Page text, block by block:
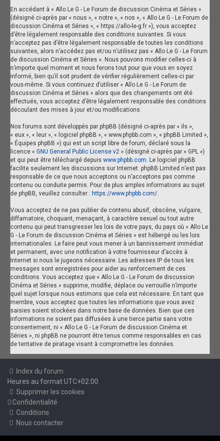
En accédant à « Allo Le G - Le Forum de discussion Cinéma et Séries »
(désigné ci-après par « nous », « notre », « nos », « Allo Le G - Le Forum de
discussion Cinéma et Séries », « https://allo-le-g.fr »), vous acceptez
d’être légalement responsable des conditions suivantes. Si vous
n’acceptez pas d’être légalement responsable de toutes les conditions
suivantes, alors n’accédez pas et/ou n’utilisez pas « Allo Le G - Le Forum
de discussion Cinéma et Séries ». Nous pouvons modifier celles-ci à
n’importe quel moment et nous ferons tout pour que vous en soyez
informé, bien qu’il soit prudent de vérifier régulièrement celles-ci par
vous-même. Si vous continuez d’utiliser « Allo Le G - Le Forum de
discussion Cinéma et Séries » alors que des changements ont été
effectués, vous acceptez d’être légalement responsable des conditions
découlant des mises à jour et/ou modifications.
Nos forums sont développés par phpBB (désigné ci-après par « ils »,
« eux », « leur », « logiciel phpBB », « www.phpbb.com », « phpBB Limited »,
« Équipes phpBB ») qui est un script libre de forum, déclaré sous la
licence «GNU General Public License v2 » (désigné ci-après par « GPL »)
et qui peut être téléchargé depuiswww.phpbb.com . Le logiciel phpBB
facilite seulement les discussions sur Internet. phpBB Limited n’est pas
responsable de ce que nous acceptons ou n’acceptons pas comme
contenu ou conduite permis. Pour de plus amples informations au sujet
de phpBB, veuillez consulter : https://www.phpbb.com/
Vous acceptez de ne pas publier de contenu abusif, obscène, vulgaire,
diffamatoire, choquant, menaçant, à caractère sexuel ou tout autre
contenu qui peut transgresser les lois de votre pays, du pays où « Allo Le
G - Le Forum de discussion Cinéma et Séries » est hébergé ou les lois
internationales. Le faire peut vous mener à un bannissement immédiat
et permanent, avec une notification à votre fournisseur d’accès à
Internet si nous le jugeons nécessaire. Les adresses IP de tous les
messages sont enregistrées pour aider au renforcement de ces
conditions. Vous acceptez que « Allo Le G - Le Forum de discussion
Cinéma et Séries » supprime, modifie, déplace ou verrouille n’importe
quel sujet lorsque nous estimons que cela est nécessaire. En tant que
membre, vous acceptez que toutes les informations que vous avez
saisies soient stockées dans notre base de données. Bien que ces
informations ne soient pas diffusées à une tierce partie sans votre
consentement, ni « Allo Le G - Le Forum de discussion Cinéma et
Séries », ni phpBB ne pourront être tenus comme responsables en cas
de tentative de piratage visant à compromettre les données.
Index du forum
Heures au formatUTC+02:00
Supprimer les cookies
Confidentialité
Conditions
Nous contacter